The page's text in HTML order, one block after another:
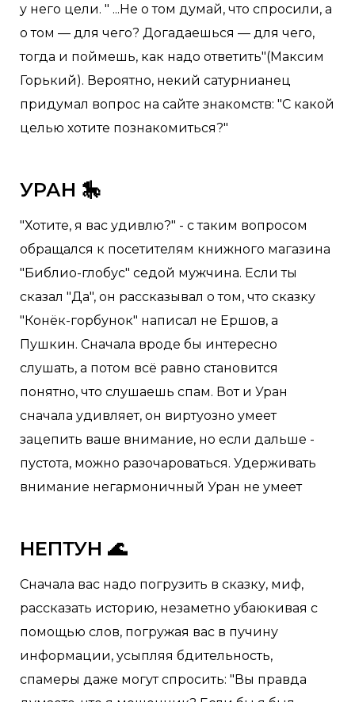
у него цели. " ...Не о том думай, что спросили, а
о том — для чего? Догадаешься — для чего,
тогда и поймешь, как надо ответить"(Максим
Горький). Вероятно, некий сатурнианец
придумал вопрос на сайте знакомств: "С какой
целью хотите познакомиться?"
УРАН 🎠
"Хотите, я вас удивлю?" - с таким вопросом
обращался к посетителям книжного магазина
"Библио-глобус" седой мужчина. Если ты
сказал "Да", он рассказывал о том, что сказку
"Конёк-горбунок" написал не Ершов, а
Пушкин. Сначала вроде бы интересно
слушать, а потом всё равно становится
понятно, что слушаешь спам. Вот и Уран
сначала удивляет, он виртуозно умеет
зацепить ваше внимание, но если дальше -
пустота, можно разочароваться. Удерживать
внимание негармоничный Уран не умеет
НЕПТУН 🌊
Сначала вас надо погрузить в сказку, миф,
рассказать историю, незаметно убаюкивая с
помощью слов, погружая вас в пучину
информации, усыпляя бдительность,
спамеры даже могут спросить: "Вы правда